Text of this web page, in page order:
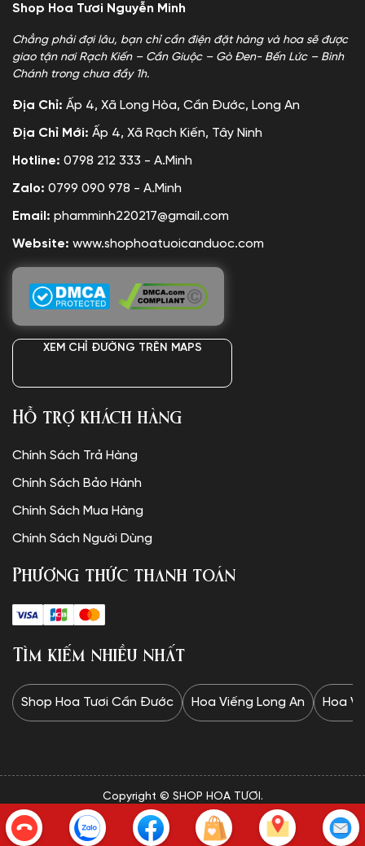
Shop Hoa Tươi Nguyễn Minh
Chẳng phải đợi lâu, bạn chỉ cần điện đặt hàng và hoa sẽ được
giao tận nơi Rạch Kiến – Cần Giuộc – Gò Đen- Bến Lức – Bình
Chánh trong chưa đầy 1h.
Địa Chỉ: Ấp 4, Xã Long Hòa, Cần Đước, Long An
Địa Chỉ Mới: Ấp 4, Xã Rạch Kiến, Tây Ninh
Hotline: 0798 212 333 - A.Minh
Zalo: 0799 090 978 - A.Minh
Email: phamminh220217@gmail.com
Website: www.shophoatuoicanduoc.com
XEM CHỈ ĐƯỜNG TRÊN MAPS
Hỗ trợ khách hàng
Chính Sách Trả Hàng
Chính Sách Bảo Hành
Chính Sách Mua Hàng
Chính Sách Người Dùng
Phương thức thanh toán
Tìm kiếm nhiều nhất
Shop Hoa Tươi Cần Đước Hoa Viếng Long An Hoa
Copyright © SHOP HOA TƯƠI.
✦Website được thiết kế và vận hành bởi Minh Trí: 0328 732
834✦